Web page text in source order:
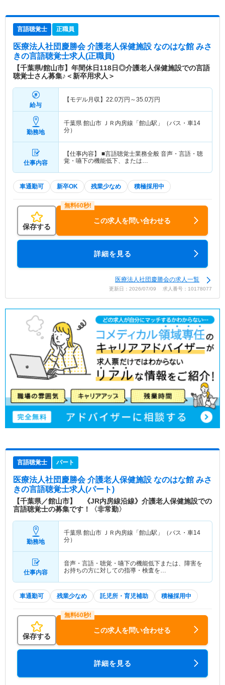
言語聴覚士 正職員
医療法人社団慶勝会 介護老人保健施設 なのはな館 みさ
きの言語聴覚士求人(正職員)
【千葉県/館山市】年間休日118日◎介護老人保健施設での言語
聴覚士さん募集♪＜新卒用求人＞
給与
【モデル月収】 22.0万円～35.0万円
勤務地
千葉県 館山市 ＪＲ内房線「館山駅」（バス・車14
分）
仕事内容
【仕事内容】 ■言語聴覚士業務全般 音声・言語・聴
覚・嚥下の機能低下、または…
車通勤可 新卒OK 残業少なめ 積極採用中
保存する
この求人を問い合わせる
詳細を見る
医療法人社団慶勝会の求人一覧
更新日：2026/07/09 求人番号：10178077
言語聴覚士 パート
医療法人社団慶勝会 介護老人保健施設 なのはな館 みさ
きの言語聴覚士求人(パート)
【千葉県／館山市】 《JR内房線沿線》介護老人保健施設での
言語聴覚士の募集です！〈非常勤〉
勤務地
千葉県 館山市 ＪＲ内房線「館山駅」（バス・車14
分）
仕事内容
音声・言語・聴覚・嚥下の機能低下または、障害を
お持ちの方に対しての指導・検査を…
車通勤可 残業少なめ 託児所・育児補助 積極採用中
保存する
この求人を問い合わせる
詳細を見る